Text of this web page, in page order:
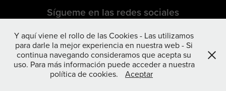
Sígueme en las redes sociales
Y aquí viene el rollo de las Cookies - Las utilizamos
para darle la mejor experiencia en nuestra web - Si
continua navegando consideramos que acepta su
uso. Para más información puede acceder a nuestra
política de cookies.
Aceptar